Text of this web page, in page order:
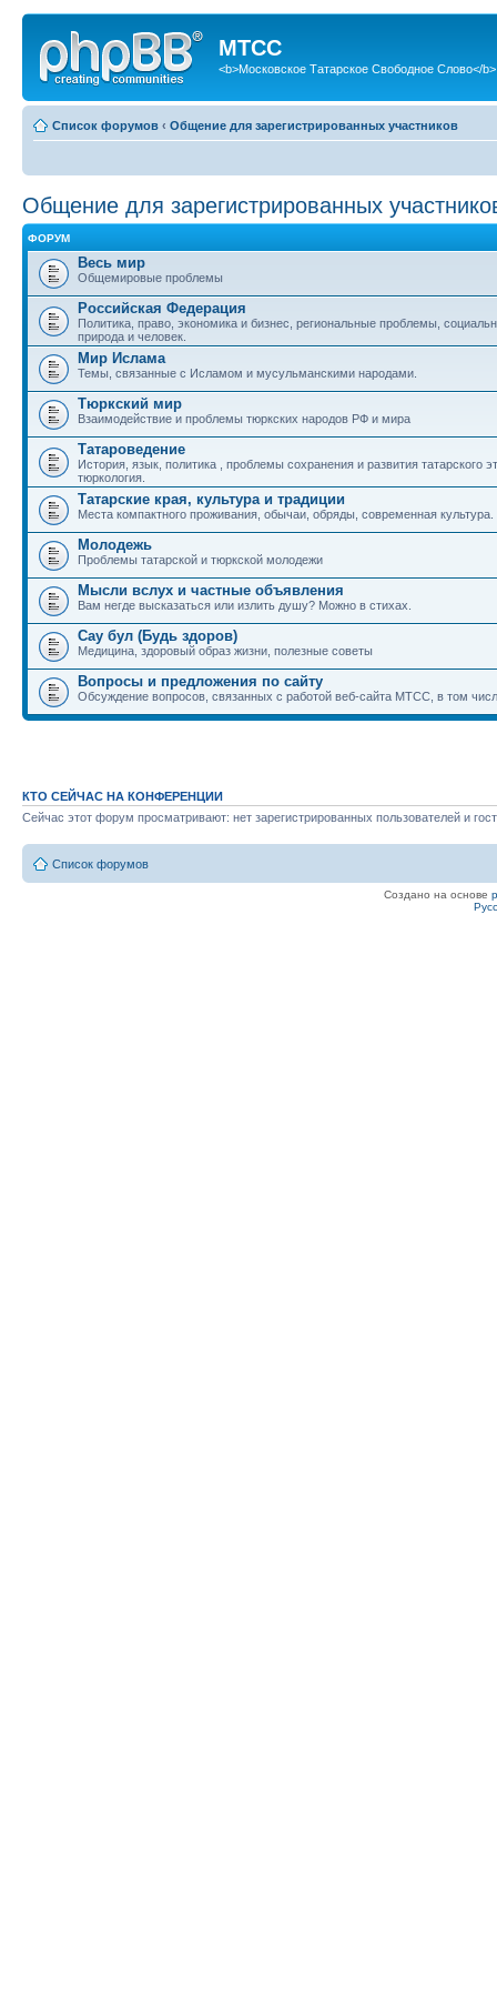
МТСС
<b>Московское Татарское Свободное Слово</b>
Список форумов ‹ Общение для зарегистрированных участников
Общение для зарегистрированных
ФОРУМ
Весь мир
Общемировые проблемы
Российская Федерация
Политика, право, экономика и бизнес, региональные проблемы,
природа и человек.
Мир Ислама
Темы, связанные с Исламом и мусульманскими народами.
Тюркский мир
Взаимодействие и проблемы тюркских народов РФ и мира
Татароведение
История, язык, политика , проблемы сохранения и развития татарского
тюркология.
Татарские края, культура и традиции
Места компактного проживания, обычаи, обряды, современная культура.
Молодежь
Проблемы татарской и тюркской молодежи
Мысли вслух и частные объявления
Вам негде высказаться или излить душу? Можно в стихах.
Сау бул (Будь здоров)
Медицина, здоровый образ жизни, полезные советы
Вопросы и предложения по сайту
Обсуждение вопросов, связанных с работой веб-сайта МТСС, в том
КТО СЕЙЧАС НА КОНФЕРЕНЦИИ
Сейчас этот форум просматривают: нет зарегистрированных пользователей и
Список форумов
Создано на основе